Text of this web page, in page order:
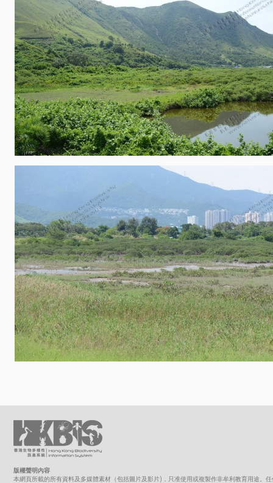
版權聲明內容
本網頁所載的所有資料及多媒體素材（包括圖片及影片)，只准使用或複製作非牟利教育用途。